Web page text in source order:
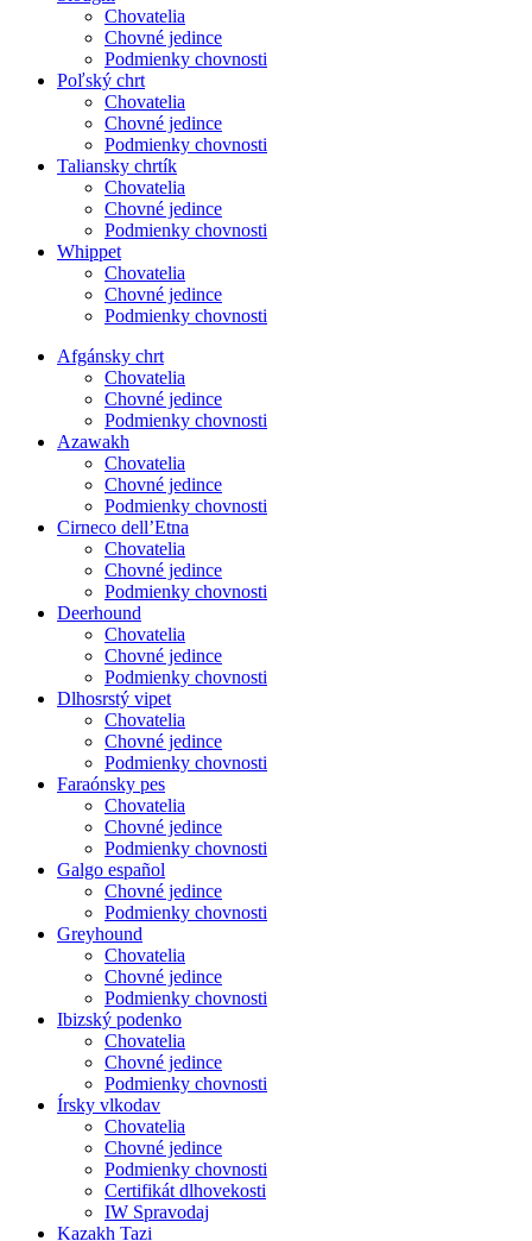
Chovatelia
Chovné jedince
Podmienky chovnosti
Poľský chrt
Chovatelia
Chovné jedince
Podmienky chovnosti
Taliansky chrtík
Chovatelia
Chovné jedince
Podmienky chovnosti
Whippet
Chovatelia
Chovné jedince
Podmienky chovnosti
Afgánsky chrt
Chovatelia
Chovné jedince
Podmienky chovnosti
Azawakh
Chovatelia
Chovné jedince
Podmienky chovnosti
Cirneco dell’Etna
Chovatelia
Chovné jedince
Podmienky chovnosti
Deerhound
Chovatelia
Chovné jedince
Podmienky chovnosti
Dlhosrstý vipet
Chovatelia
Chovné jedince
Podmienky chovnosti
Faraónsky pes
Chovatelia
Chovné jedince
Podmienky chovnosti
Galgo español
Chovné jedince
Podmienky chovnosti
Greyhound
Chovatelia
Chovné jedince
Podmienky chovnosti
Ibizský podenko
Chovatelia
Chovné jedince
Podmienky chovnosti
Írsky vlkodav
Chovatelia
Chovné jedince
Podmienky chovnosti
Certifikát dlhovekosti
IW Spravodaj
Kazakh Tazi